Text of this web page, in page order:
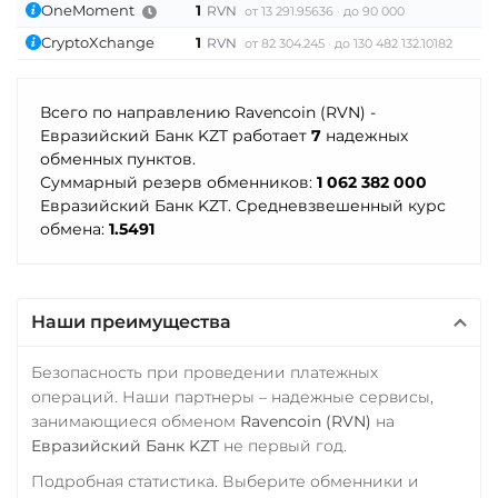
Sushi
Synthetix (SNX)
Terra Classic (LUNC)
Tether (USDT)
ERC20 TRC20
BEP20
SOL
POL
CRONOS
Tether Gold (XAUt)
THETA
Tornado Cash (TORN)
Tron (TRX)
ERC20 TRC20
SOL
POL
ARB
Tether Gold (XAUt)
Tezos (XTZ)
TRUMP
Uniswap (UNI)
ERC20
ОТП Банк
UAH
Почта Банк RUB
Приват24
USD EUR UAH
РНКБ RUB
Росбанк RUB
Россельхоз банк RUB
OneMoment
1 RVN от 13 291.95636 до 90 000
CryptoXchange
1 RVN от 82 304.245 до 130 482 132.10182
Всего по направлению Ravencoin (RVN) -
Евразийский Банк KZT работает 7 надежных
обменных пунктов.
Суммарный резерв обменников: 1 062 382 000
Евразийский Банк KZT. Средневзвешенный курс
обмена: 1.5491
Наши преимущества
Безопасность при проведении платежных
операций. Наши партнеры – надежные сервисы,
занимающиеся обменом Ravencoin (RVN) на
Евразийский Банк KZT не первый год.
Подробная статистика. Выберите обменники и